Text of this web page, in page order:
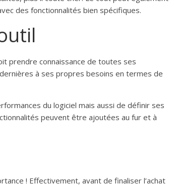
des fonctionnalités bien spécifiques.
prendre connaissance de toutes ses
à ses propres besoins en termes de
du logiciel mais aussi de définir ses
peuvent être ajoutées au fur et à
! Effectivement, avant de finaliser l’achat